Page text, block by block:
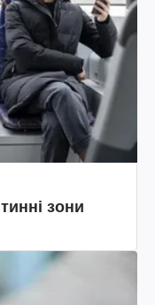
зони